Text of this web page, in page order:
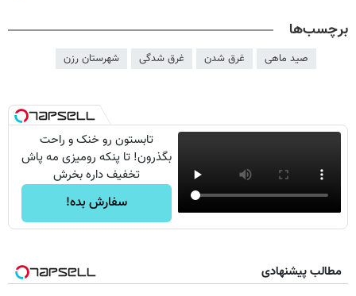
برچسب‌ها
صید ماهی غرق شدن غرق شدگی شهرستان رزن
تابستون رو خنک و راحت
بگذرون! تا پنکه رومیزی مه پاش
تخفیف داره بخرش
سفارش بده!
مطالب پیشنهادی